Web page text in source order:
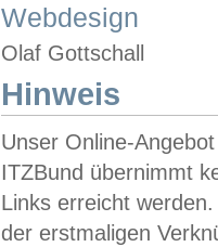
Webdesign
Olaf Gottschall
Hinweis
Unser Online-
ITZBund übernimmt
Links erreicht
der erstmaligen